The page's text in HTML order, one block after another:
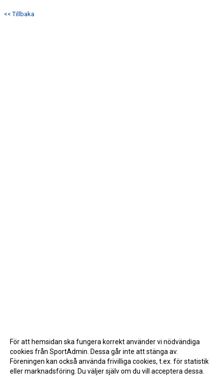
<< Tillbaka
För att hemsidan ska fungera korrekt använder vi nödvändiga
cookies från SportAdmin. Dessa går inte att stänga av.
Föreningen kan också använda frivilliga cookies, t.ex. för statistik
eller marknadsföring. Du väljer själv om du vill acceptera dessa.